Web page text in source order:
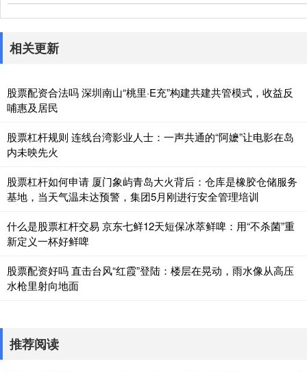
相关更新
股票配资合法吗 深圳南山“桃里·E充”构建共建共管模式，收益反
哺惠及居民
股票杠杆规则 连线台湾影业人士：一声共通的“阿嬷”让电影在岛
内未映先火
股票杠杆如何申请 厦门象屿青岛大火背后：仓库是橡胶仓储服务
基地，当天气温未达预警，集团5月刚进行安全管理培训
什么是股票杠杆交易 京东七鲜12天短保冰萃鲜啤：用“不杀菌”重
新定义一杯好鲜啤
股票配资好吗 直击台风“红霞”登陆：楼层在晃动，雨水像从高压
水枪里射向地面
推荐阅读